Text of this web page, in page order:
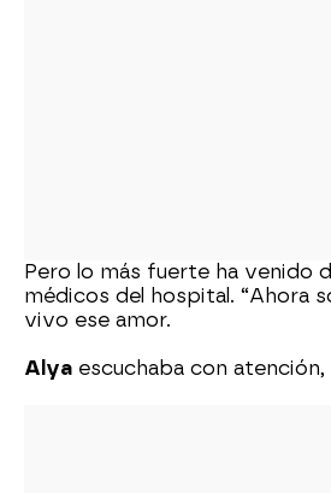
Pero lo más fuerte ha venido
médicos del hospital. “Ahora
vivo ese amor.
Alya escuchaba con